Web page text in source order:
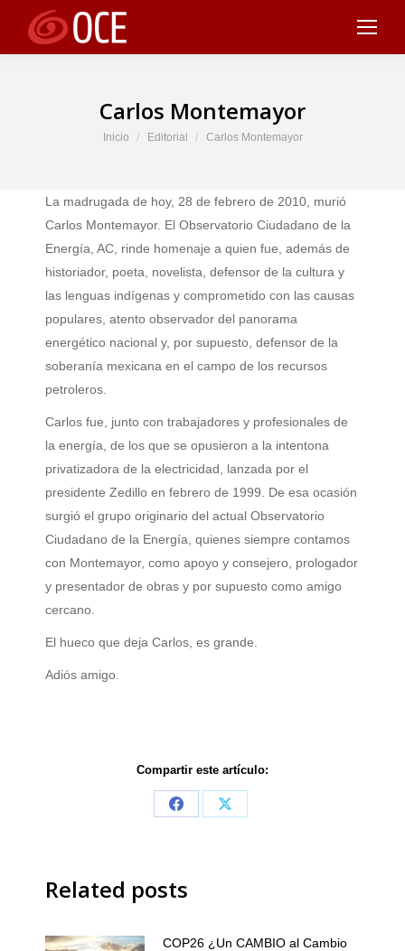
Carlos Montemayor
Estás aquí:
Inicio Editorial Carlos Montemayor
La madrugada de hoy, 28 de febrero de 2010, murió
Carlos Montemayor. El Observatorio Ciudadano de la
Energía, AC, rinde homenaje a quien fue, además de
historiador, poeta, novelista, defensor de la cultura y
las lenguas indígenas y comprometido con las causas
populares, atento observador del panorama
energético nacional y, por supuesto, defensor de la
soberanía mexicana en el campo de los recursos
petroleros.
Carlos fue, junto con trabajadores y profesionales de
la energía, de los que se opusieron a la intentona
privatizadora de la electricidad, lanzada por el
presidente Zedillo en febrero de 1999. De esa ocasión
surgió el grupo originario del actual Observatorio
Ciudadano de la Energía, quienes siempre contamos
con Montemayor, como apoyo y consejero, prologador
y presentador de obras y por supuesto como amigo
cercano.
El hueco que deja Carlos, es grande.
Adiós amigo.
Compartir este artículo:
Share
Share
Related posts
COP26 ¿Un CAMBIO al Cambio